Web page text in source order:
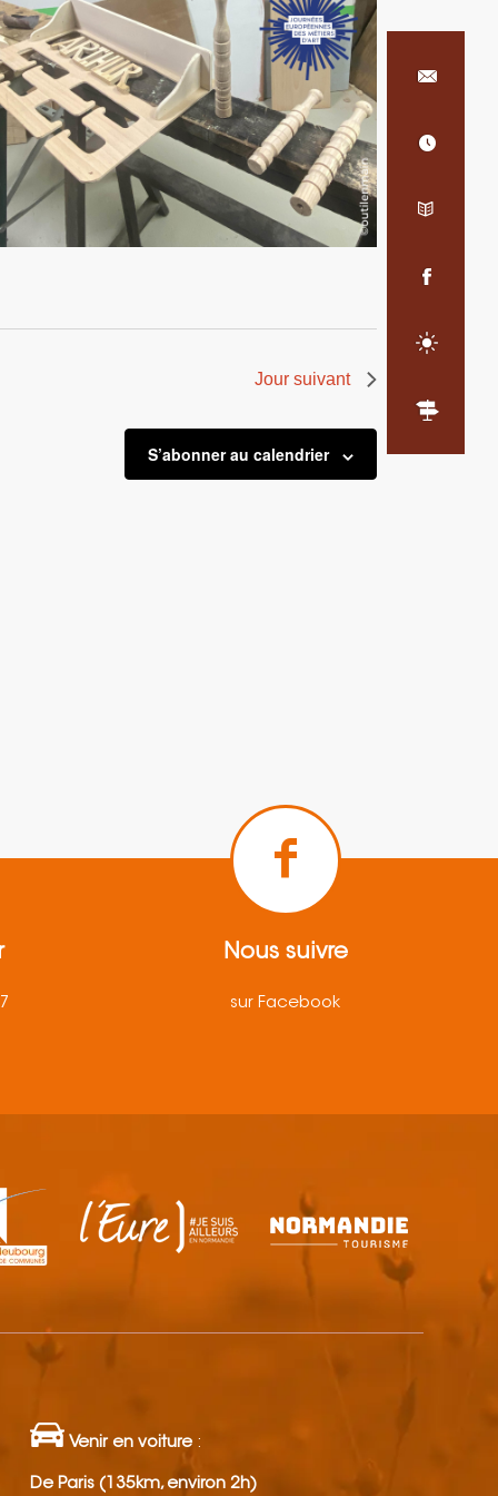
Jour suivant
S’abonner au calendrier
Nous suivre
sur Facebook
Venir en voiture :
De Paris (135km, environ 2h)